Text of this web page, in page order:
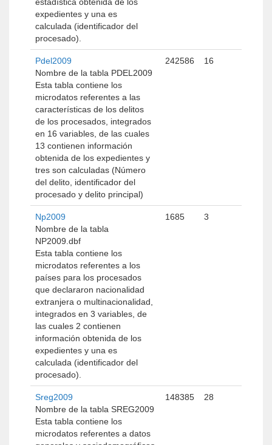
expedientes y una es
calculada (identificador del
procesado).
Pdel2009
Nombre de la tabla PDEL2009
Esta tabla contiene los
microdatos referentes a las
características de los delitos
de los procesados, integrados
en 16 variables, de las cuales
13 contienen información
obtenida de los expedientes y
tres son calculadas (Número
del delito, identificador del
procesado y delito principal)
242586 16
Np2009
Nombre de la tabla
NP2009.dbf
Esta tabla contiene los
microdatos referentes a los
países para los procesados
que declararon nacionalidad
extranjera o multinacionalidad,
integrados en 3 variables, de
las cuales 2 contienen
información obtenida de los
expedientes y una es
calculada (identificador del
procesado).
1685 3
Sreg2009
Nombre de la tabla SREG2009
Esta tabla contiene los
microdatos referentes a datos
148385 28